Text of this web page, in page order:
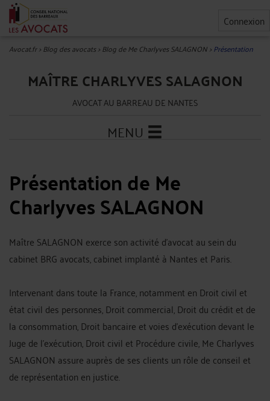
Connexion
Avocat.fr>Blog des avocats>Blog de Me Charlyves SALAGNON>Présentation
MAÎTRE CHARLYVES SALAGNON
AVOCAT AU BARREAU DE NANTES
MENU
Présentation de Me
Charlyves SALAGNON
Maître SALAGNON exerce son activité d'avocat au sein du
cabinet BRG avocats, cabinet implanté à Nantes et Paris.
Intervenant dans toute la France, notamment en Droit civil et
état civil des personnes, Droit commercial, Droit du crédit et de
la consommation, Droit bancaire et voies d'exécution devant le
Juge de l'exécution, Droit civil et Procédure civile, Me Charlyves
SALAGNON assure auprès de ses clients un rôle de conseil et
de représentation en justice.